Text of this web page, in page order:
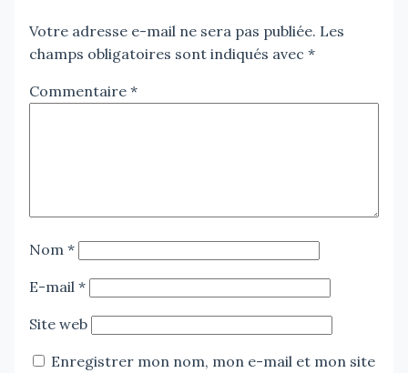
Votre adresse e-mail ne sera pas publiée. Les
champs obligatoires sont indiqués avec *
Commentaire *
Nom *
E-mail *
Site web
Enregistrer mon nom, mon e-mail et mon site